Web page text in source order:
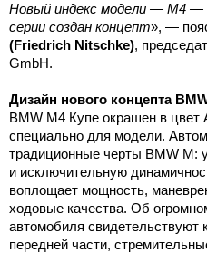
Новый индекс модели — М4 —
серии создан концепт», —
(Friedrich Nitschke),
GmbH.
Дизайн нового концепта
BMW M4 Купе окрашен в цвет
специально для модели.
традиционные черты BMW M:
и исключительную
воплощает мощность,
ходовые качества. Об
автомобиля свидетельствуют
передней части,